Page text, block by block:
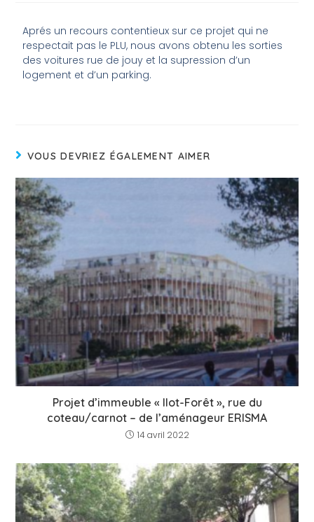
Aprés un recours contentieux sur ce projet qui ne
respectait pas le PLU, nous avons obtenu les sorties
des voitures rue de jouy et la supression d’un
logement et d’un parking.
VOUS DEVRIEZ ÉGALEMENT AIMER
Projet d’immeuble « Ilot-Forêt », rue du
coteau/carnot – de l’aménageur ERISMA
14 avril 2022